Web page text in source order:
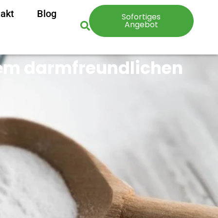
Blog Sofortiges
Angebot
darmfreundlichen